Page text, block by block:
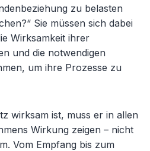
zu belasten
Sie müssen sich dabei
Wirksamkeit ihrer
und die notwendigen
um ihre Prozesse zu
wirksam ist, muss er in allen
Wirkung zeigen – nicht
Vom Empfang bis zum